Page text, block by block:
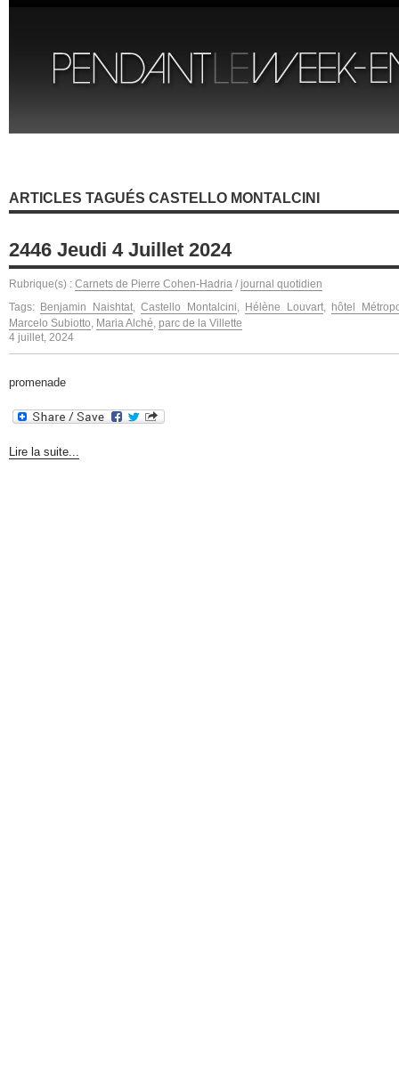
ARTICLES TAGUÉS CASTELLO MONTALCINI
2446 Jeudi 4 Juillet 2024
Rubrique(s) : Carnets de Pierre Cohen-Hadria / journal quotidien
Tags: Benjamin Naishtat,Castello Montalcini, Hélène Louvart, hôtel
Marcelo Subiotto, Maria Alché, parc de la Villette
4 juillet, 2024
promenade
Lire la suite...